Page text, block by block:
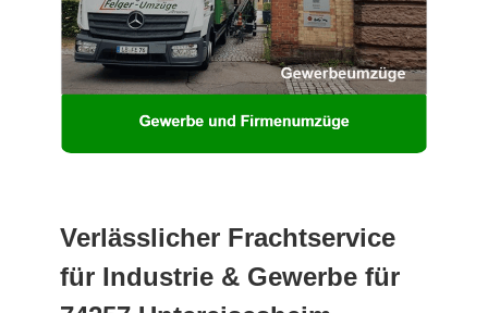
Verlässlicher Frachtservice
für Industrie & Gewerbe für